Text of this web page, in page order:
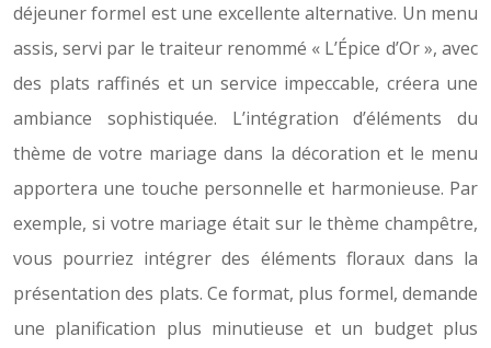
déjeuner formel est une excellente alternative. Un menu
assis, servi par le traiteur renommé « L’Épice d’Or », avec
des plats raffinés et un service impeccable, créera une
ambiance sophistiquée. L’intégration d’éléments du
thème de votre mariage dans la décoration et le menu
apportera une touche personnelle et harmonieuse. Par
exemple, si votre mariage était sur le thème champêtre,
vous pourriez intégrer des éléments floraux dans la
présentation des plats. Ce format, plus formel, demande
une planification plus minutieuse et un budget plus